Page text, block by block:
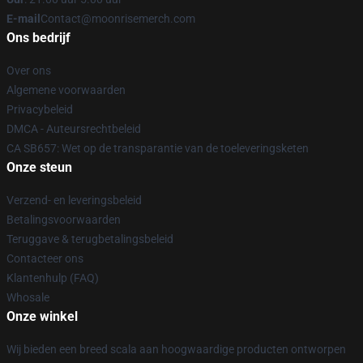
E-mail Contact@moonrisemerch.com
Ons bedrijf
Over ons
Algemene voorwaarden
Privacybeleid
DMCA - Auteursrechtbeleid
CA SB657: Wet op de transparantie van de toeleveringsketen
Onze steun
Verzend- en leveringsbeleid
Betalingsvoorwaarden
Teruggave & terugbetalingsbeleid
Contacteer ons
Klantenhulp (FAQ)
Whosale
Onze winkel
Wij bieden een breed scala aan hoogwaardige producten ontworpen